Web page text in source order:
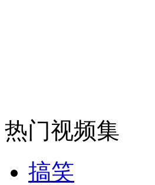
纽约上演“枕头大战”
司机酒驾遇交警 急速倒车逃窜
热门视频集
搞笑